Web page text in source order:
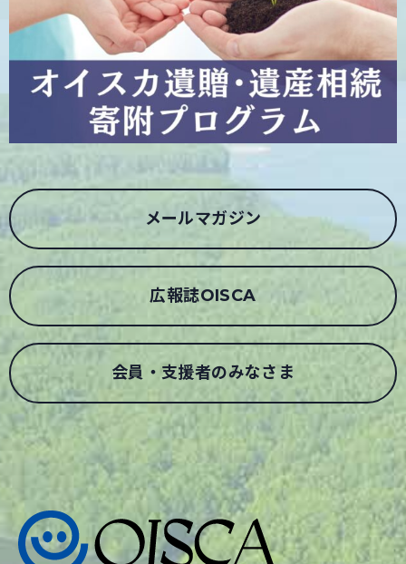
メールマガジン
広報誌OISCA
会員・支援者のみなさま